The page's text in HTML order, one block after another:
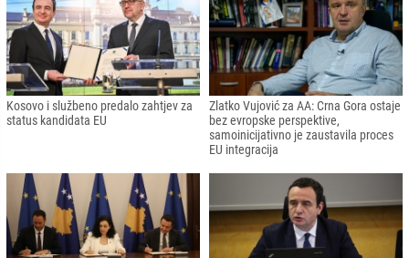
Kosovo i službeno predalo zahtjev za
status kandidata EU
Zlatko Vujović za AA: Crna Gora ostaje
bez evropske perspektive,
samoinicijativno je zaustavila proces
EU integracija